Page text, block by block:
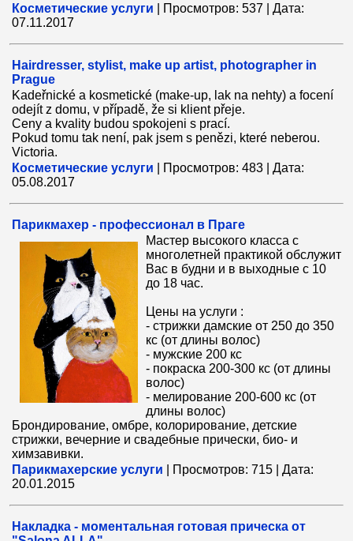
Косметические услуги
Просмотров: 537
Дата:
07.11.2017
Hairdresser, stylist, make up artist, photographer in
Prague
Kadeřnické a kosmetické (make-up, lak na nehty) a focení
odejít z domu, v případě, že si klient přeje.
Ceny a kvality budou spokojeni s prací.
Pokud tomu tak není, pak jsem s penězi, které neberou.
Victoria.
Косметические услуги
Просмотров: 483
Дата:
05.08.2017
Парикмахер - профессионал в Праге
Мастер высокого класса с
многолетней практикой обслужит
Вас в будни и в выходные с 10
до 18 час.
Цены на услуги :
- стрижки дамские от 250 до 350
кс (от длины волос)
- мужские 200 кс
- покраска 200-300 кс (от длины
волос)
- мелирование 200-600 кс (от
длины волос)
Брондирование, омбре, колорирование, детские
стрижки, вечерние и свадебные прически, био- и
химзавивки.
Парикмахерские услуги
Просмотров: 715
Дата:
20.01.2015
Накладка - моментальная готовая прическа от